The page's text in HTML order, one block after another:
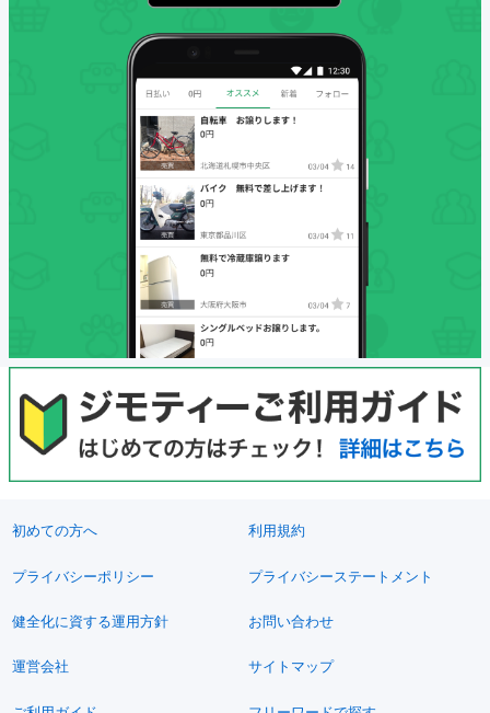
初めての方へ 利用規約
プライバシーポリシー プライバシーステートメント
健全化に資する運用方針 お問い合わせ
運営会社 サイトマップ